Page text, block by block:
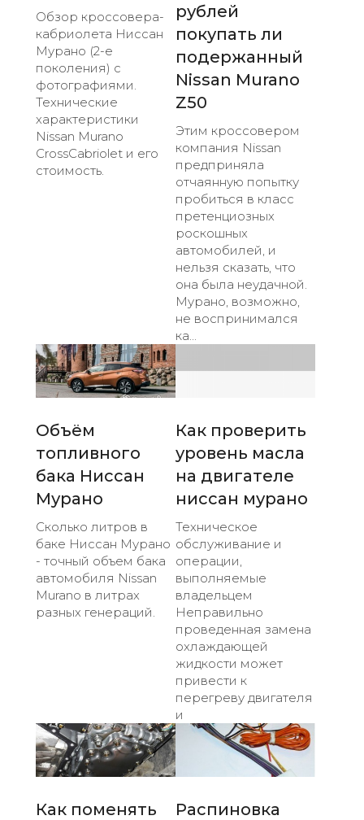
Обзор кроссовера-
кабриолета Ниссан
Мурано (2-е
поколения) с
фотографиями.
Технические
характеристики
Nissan Murano
CrossCabriolet и его
стоимость.
рублей
покупать ли
подержанный
Nissan Murano
Z50
Этим кроссовером
компания Nissan
предприняла
отчаянную попытку
пробиться в класс
претенциозных
роскошных
автомобилей, и
нельзя сказать, что
она была неудачной.
Мурано, возможно,
не воспринимался
ка...
Объём
топливного
бака Ниссан
Мурано
Сколько литров в
баке Ниссан Мурано
- точный объем бака
автомобиля Nissan
Murano в литрах
разных генераций.
Как проверить
уровень масла
на двигателе
ниссан мурано
Техническое
обслуживание и
операции,
выполняемые
владельцем
Неправильно
проведенная замена
охлаждающей
жидкости может
привести к
перегреву двигателя
и
Как поменять
Распиновка